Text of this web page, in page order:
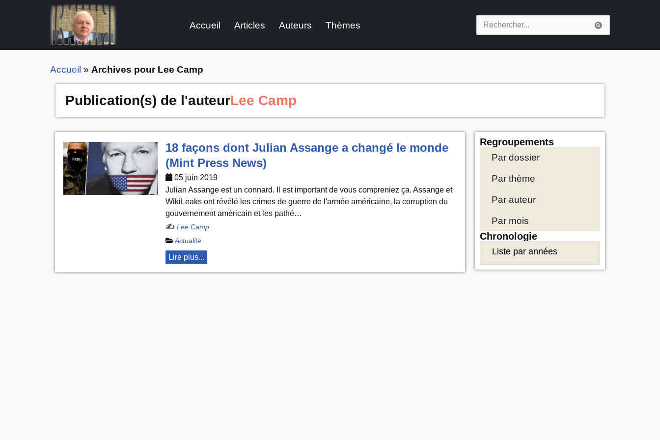
Accueil Articles Auteurs Thèmes
Accueil » Archives pour Lee Camp
Publication(s) de l'auteurLee Camp
18 façons dont Julian Assange a changé le monde
(Mint Press News)
05 juin 2019
Julian Assange est un connard. Il est important de vous compreniez ça. Assange et
WikiLeaks ont révélé les crimes de guerre de l'armée américaine, la corruption du
gouvernement américain et les pathé…
✍️ Lee Camp
Actualité
Lire plus...
Regroupements
Par dossier
Par thème
Par auteur
Par mois
Chronologie
Liste par années